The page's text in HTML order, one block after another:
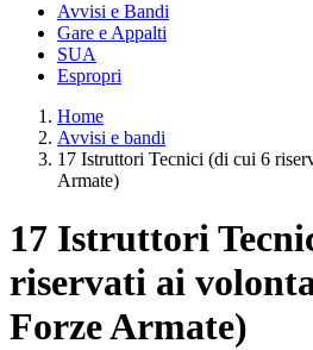
Avvisi e Bandi
Gare e Appalti
SUA
Espropri
Home
Avvisi e bandi
17 Istruttori Tecnici (di cui 6
Armate)
17 Istruttori
riservati ai
Forze Armate)